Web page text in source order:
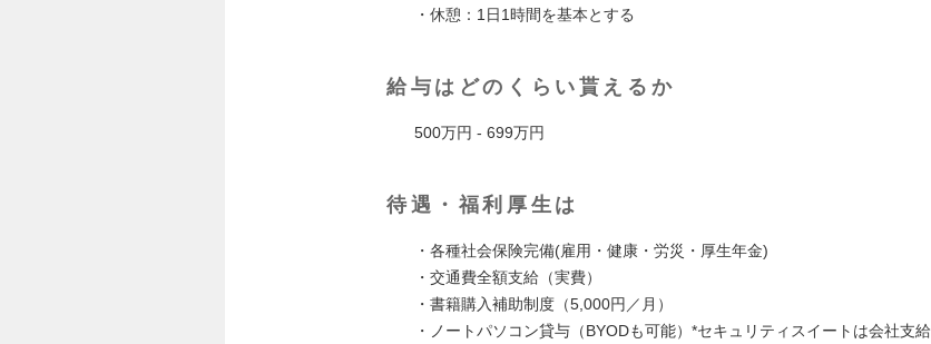
・休憩：1日1時間を基本とする
給与はどのくらい貰えるか
500万円 - 699万円
待遇・福利厚生は
・各種社会保険完備(雇用・健康・労災・厚生年金)
・交通費全額支給（実費）
・書籍購入補助制度（5,000円／月）
・ノートパソコン貸与（BYODも可能）*セキュリティスイートは会社支給